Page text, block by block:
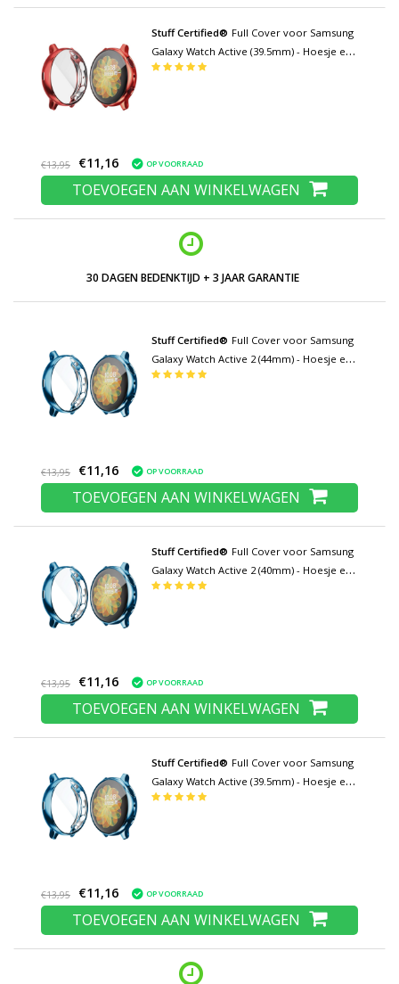
Stuff Certified® Full Cover voor Samsung
Galaxy Watch Active (39.5mm) - Hoesje en
Screen Protector - TPU Hard Case Rood
€13,95 €11,16 OP VOORRAAD
TOEVOEGEN AAN WINKELWAGEN
LAGE PRIJZEN EN RUIM ASSORTIMENT
Stuff Certified® Full Cover voor Samsung
Galaxy Watch Active 2 (44mm) - Hoesje en
Screen Protector - TPU Hard Case Blauw
€13,95 €11,16 OP VOORRAAD
TOEVOEGEN AAN WINKELWAGEN
Stuff Certified® Full Cover voor Samsung
Galaxy Watch Active 2 (40mm) - Hoesje en
Screen Protector - TPU Hard Case Blauw
€13,95 €11,16 OP VOORRAAD
TOEVOEGEN AAN WINKELWAGEN
Stuff Certified® Full Cover voor Samsung
Galaxy Watch Active (39.5mm) - Hoesje en
Screen Protector - TPU Hard Case Blauw
€13,95 €11,16 OP VOORRAAD
TOEVOEGEN AAN WINKELWAGEN